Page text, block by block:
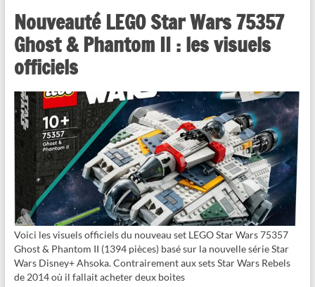
Nouveauté LEGO Star Wars 75357
Ghost & Phantom II : les visuels
officiels
Voici les visuels officiels du nouveau set LEGO Star Wars 75357
Ghost & Phantom II (1394 pièces) basé sur la nouvelle série Star
Wars Disney+ Ahsoka. Contrairement aux sets Star Wars Rebels
de 2014 où il fallait acheter deux boites